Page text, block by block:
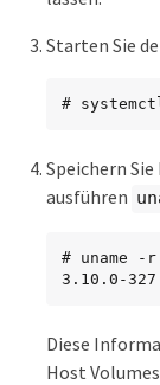
Starten Sie
#
Speichern
ausführen
# uname -r
3.10.0-
Diese
Host